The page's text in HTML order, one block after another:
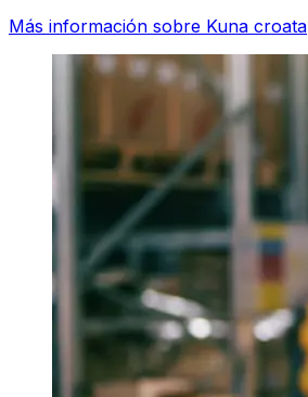
Más información sobre Kuna croata